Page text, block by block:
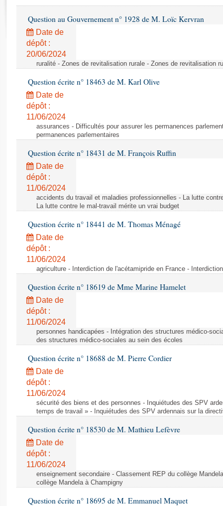
Baromètre de l’application des lois
Dossiers législatifs
Budget et sécurité sociale
Questions écrites et orales
Comptes rendus des débats
Question au Gouvernement n° 1928 de M. Loïc Kervran
Date de
dépôt :
20/06/2024
ruralité - Zones de revitalisation rurale - Zones de revitalisation
Question écrite n° 18463 de M. Karl Olive
Date de
dépôt :
11/06/2024
assurances - Difficultés pour assurer les permanences
permanences parlementaires
Question écrite n° 18431 de M. François Ruffin
Date de
dépôt :
11/06/2024
accidents du travail et maladies professionnelles - La lutte
La lutte contre le mal-travail mérite un vrai budget
Question écrite n° 18441 de M. Thomas Ménagé
Date de
dépôt :
11/06/2024
agriculture - Interdiction de l'acétamipride en France -
Question écrite n° 18619 de Mme Marine Hamelet
Date de
dépôt :
11/06/2024
personnes handicapées - Intégration des structures médico-
des structures médico-sociales au sein des écoles
Question écrite n° 18688 de M. Pierre Cordier
Date de
dépôt :
11/06/2024
sécurité des biens et des personnes - Inquiétudes des SPV
temps de travail » - Inquiétudes des SPV ardennais sur la
Question écrite n° 18530 de M. Mathieu Lefèvre
Date de
dépôt :
11/06/2024
enseignement secondaire - Classement REP du collège
collège Mandela à Champigny
Question écrite n° 18695 de M. Emmanuel Maquet